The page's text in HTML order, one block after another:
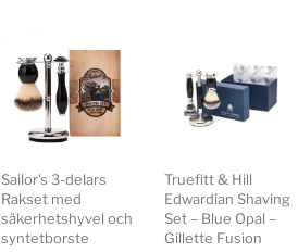
Sailor's 3-delars
Rakset med
säkerhetshyvel och
syntetborste
Truefitt & Hill
Edwardian Shaving
Set – Blue Opal –
Gillette Fusion